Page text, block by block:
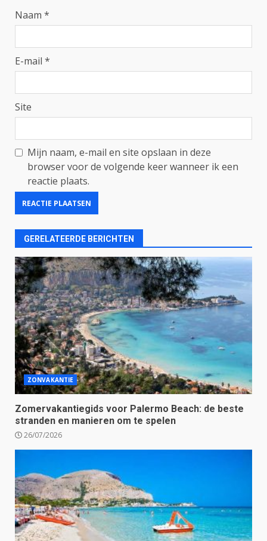
Naam *
E-mail *
Site
Mijn naam, e-mail en site opslaan in deze
browser voor de volgende keer wanneer ik een
reactie plaats.
GERELATEERDE BERICHTEN
ZONVAKANTIE
Zomervakantiegids voor Palermo Beach: de beste
stranden en manieren om te spelen
26/07/2026